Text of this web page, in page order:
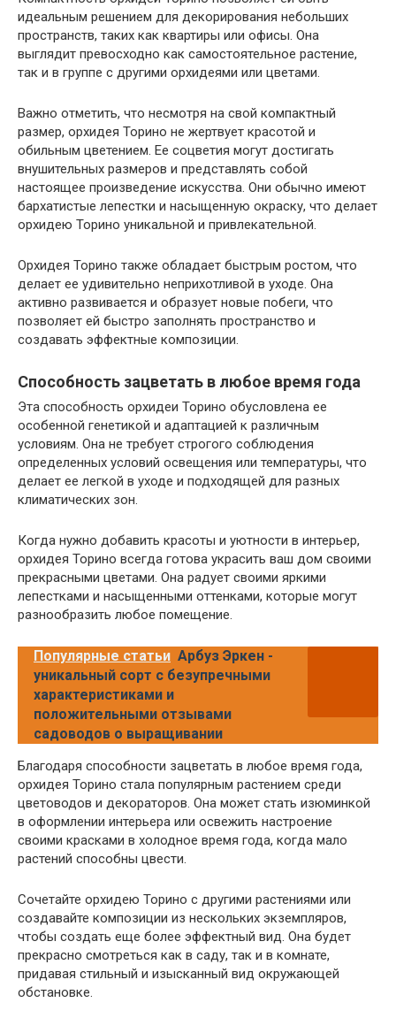
идеальным решением для декорирования небольших
пространств, таких как квартиры или офисы. Она
выглядит превосходно как самостоятельное растение,
так и в группе с другими орхидеями или цветами.
Важно отметить, что несмотря на свой компактный
размер, орхидея Торино не жертвует красотой и
обильным цветением. Ее соцветия могут достигать
внушительных размеров и представлять собой
настоящее произведение искусства. Они обычно имеют
бархатистые лепестки и насыщенную окраску, что делает
орхидею Торино уникальной и привлекательной.
Орхидея Торино также обладает быстрым ростом, что
делает ее удивительно неприхотливой в уходе. Она
активно развивается и образует новые побеги, что
позволяет ей быстро заполнять пространство и
создавать эффектные композиции.
Способность зацветать в любое время года
Эта способность орхидеи Торино обусловлена ее
особенной генетикой и адаптацией к различным
условиям. Она не требует строгого соблюдения
определенных условий освещения или температуры, что
делает ее легкой в уходе и подходящей для разных
климатических зон.
Когда нужно добавить красоты и уютности в интерьер,
орхидея Торино всегда готова украсить ваш дом своими
прекрасными цветами. Она радует своими яркими
лепестками и насыщенными оттенками, которые могут
разнообразить любое помещение.
Популярные статьи Арбуз Эркен -
уникальный сорт с безупречными
характеристиками и
положительными отзывами
садоводов о выращивании
Благодаря способности зацветать в любое время года,
орхидея Торино стала популярным растением среди
цветоводов и декораторов. Она может стать изюминкой
в оформлении интерьера или освежить настроение
своими красками в холодное время года, когда мало
растений способны цвести.
Сочетайте орхидею Торино с другими растениями или
создавайте композиции из нескольких экземпляров,
чтобы создать еще более эффектный вид. Она будет
прекрасно смотреться как в саду, так и в комнате,
придавая стильный и изысканный вид окружающей
обстановке.